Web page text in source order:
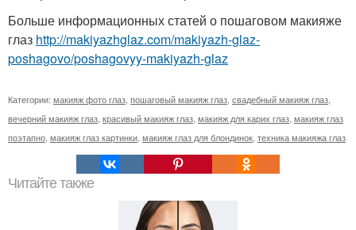
Больше информационных статей о пошаговом макияже
глаз http://makiyazhglaz.com/makiyazh-glaz-
poshagovo/poshagovyy-makiyazh-glaz
Категории: макияж фото глаз пошаговый макияж глаз свадебный макияж глаз
вечерний макияж глаз красивый макияж глаз макияж для карих глаз макияж глаз
поэтапно макияж глаз картинки макияж глаз для блондинок техника макияжа глаз
Читайте также